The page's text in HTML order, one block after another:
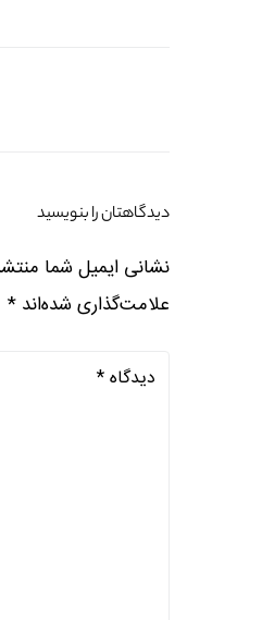
دیدگاهتان را بنویسید
نشانی ایمیل شما
علامت‌گذاری شده‌اند *